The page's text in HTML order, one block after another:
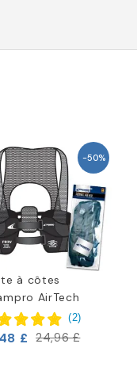
-50%
à côtes
AirTech
(2)
£ 24,96 £